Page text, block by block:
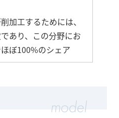
加工するためには、
あり、この分野にお
ぼ100%のシェア